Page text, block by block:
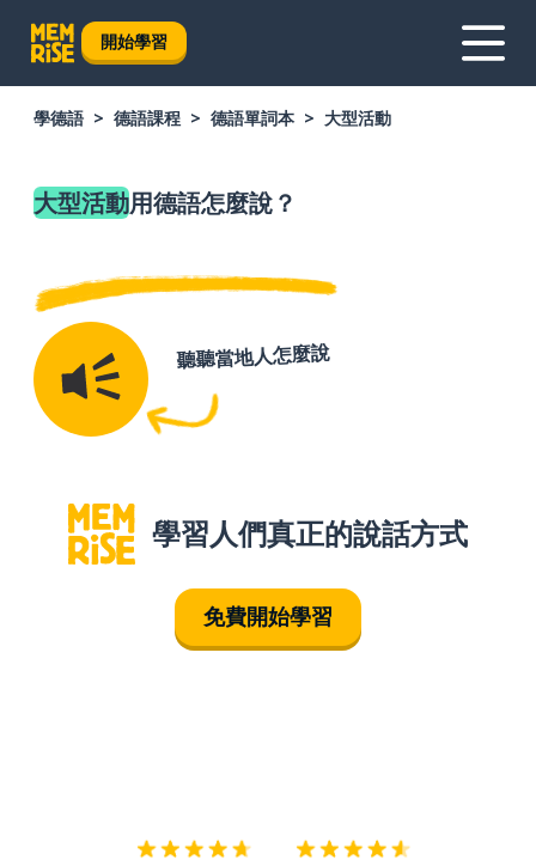
開始學習
學德語 德語課程 德語單詞本 大型活動
大型活動用德語怎麼說？
聽聽當地人怎麼說
學習人們真正的說話方式
免費開始學習